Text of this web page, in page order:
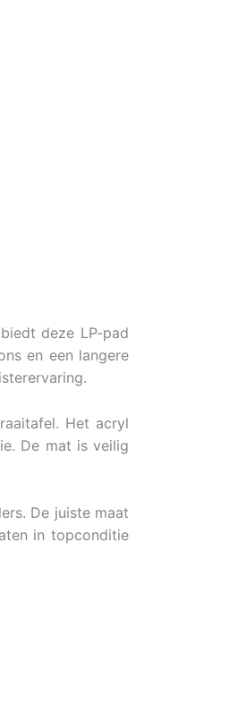
deze LP-pad
en een langere
Het acryl
De mat is veilig
De juiste maat
in topconditie